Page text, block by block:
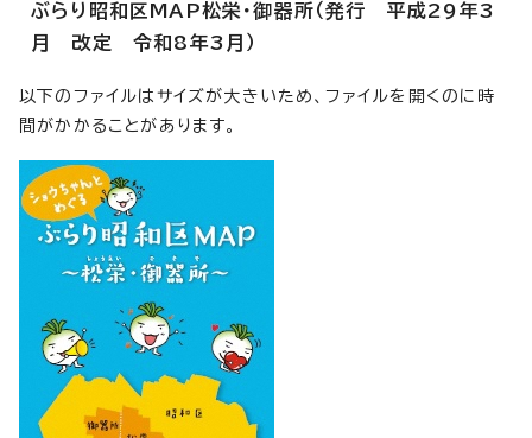
ぶらり昭和区MAP松栄・御器所（発行 平成29年3
月 改定 令和8年3月）
以下のファイルはサイズが大きいため、ファイルを開くのに時
間がかかることがあります。